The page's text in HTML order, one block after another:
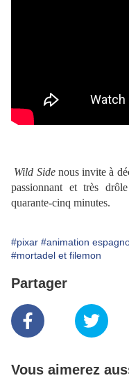
Wild Sidenous invite à
passionnant et très drôle
quarante-cinq minutes.
#pixar #animation
#mortadel et filemon
Partager
Vous aimerez